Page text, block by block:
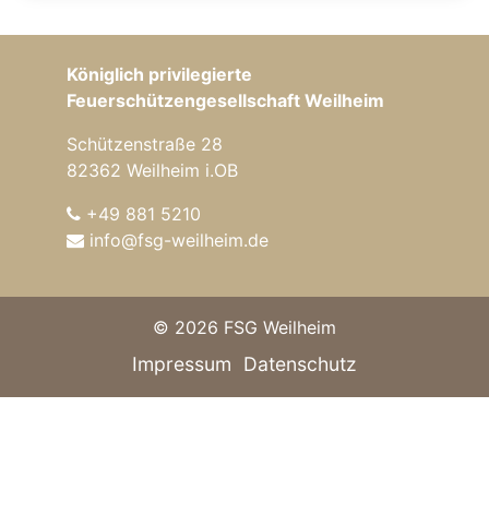
Königlich privilegierte
Feuerschützengesellschaft Weilheim
Schützenstraße 28
82362 Weilheim i.OB
+49 881 5210
info@fsg-weilheim.de
© 2026 FSG Weilheim
Impressum Datenschutz